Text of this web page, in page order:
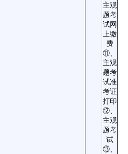
主观
题考
试网
上缴
费
⑪、
主观
题考
试准
考证
打印
⑫、
主观
题考
试
⑬、